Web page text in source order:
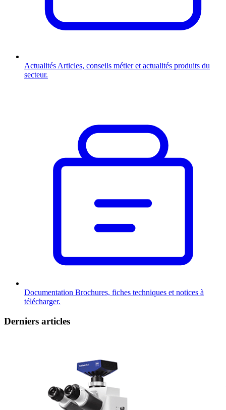
Actualités Articles, conseils métier et actualités produits du
secteur.
Documentation Brochures, fiches techniques et notices à
télécharger.
Derniers articles